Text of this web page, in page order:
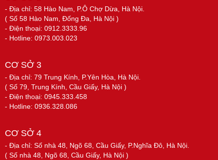
- Địa chỉ: 58 Hào Nam, P.Ô Chợ Dừa, Hà Nội.
( Số 58 Hào Nam, Đống Đa, Hà Nội )
- Điện thoại: 0912.3333.96
- Hotline: 0973.003.023
CƠ SỞ 3
- Địa chỉ: 79 Trung Kính, P.Yên Hòa, Hà Nội.
( Số 79, Trung Kính, Cầu Giấy, Hà Nội )
- Điện thoại: 0945.333.458
- Hotline: 0936.328.086
CƠ SỞ 4
- Địa chỉ: Số nhà 48, Ngõ 68, Cầu Giấy, P.Nghĩa Đô, Hà Nội.
( Số nhà 48, Ngõ 68, Cầu Giấy, Hà Nội )